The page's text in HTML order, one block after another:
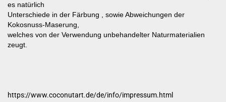
es natürlich
Unterschiede in der Färbung , sowie Abweichungen der
Kokosnuss-Maserung,
welches von der Verwendung unbehandelter Naturmaterialien
zeugt.
https://www.coconutart.de/de/info/impressum.html